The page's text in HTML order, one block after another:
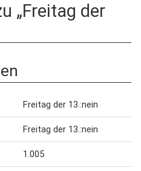
„Freitag der
Freitag der 13.:nein
Freitag der 13.:nein
1.005